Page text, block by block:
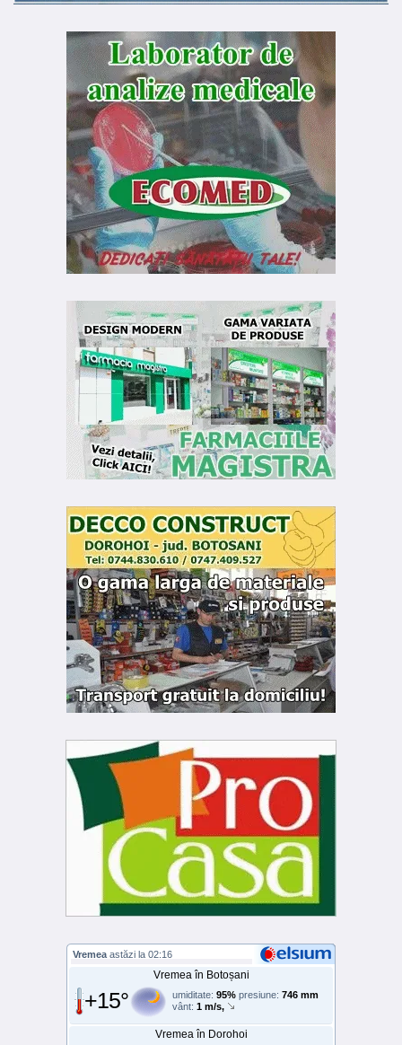
Vremea astăzi la 02:16
Vremea în Botoșani
+15° umiditate: 95% presiune: 746 mm
vânt: 1 m/s,
Vremea în Dorohoi